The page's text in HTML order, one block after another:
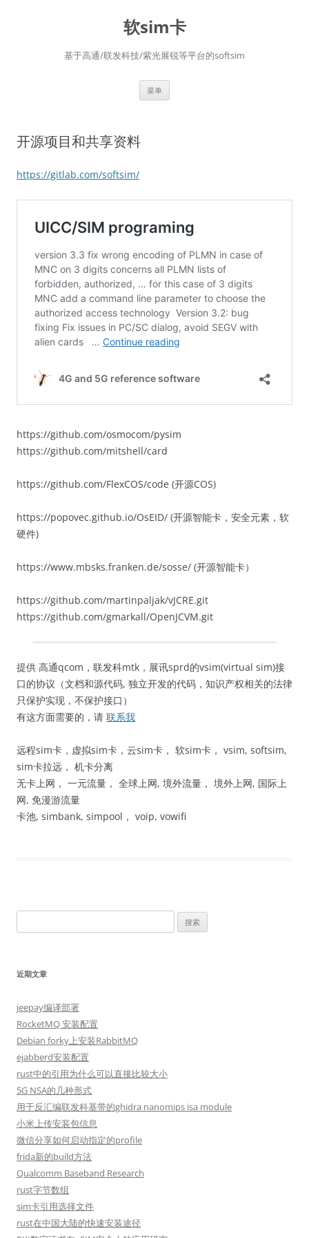
软sim卡
基于高通/联发科技/紫光展锐等平台的softsim
菜单
开源项目和共享资料
https://gitlab.com/softsim/
https://github.com/osmocom/pysim
https://github.com/mitshell/card
https://github.com/FlexCOS/code (开源COS)
https://popovec.github.io/OsEID/ (开源智能卡，安全元素，软
硬件)
https://www.mbsks.franken.de/sosse/ (开源智能卡）
https://github.com/martinpaljak/vJCRE.git
https://github.com/gmarkall/OpenJCVM.git
提供 高通qcom，联发科mtk，展讯sprd的vsim(virtual sim)接
口的协议（文档和源代码, 独立开发的代码，知识产权相关的法律
只保护实现，不保护接口）
有这方面需要的，请 联系我
远程sim卡，虚拟sim卡，云sim卡， 软sim卡， vsim, softsim,
sim卡拉远， 机卡分离
无卡上网， 一元流量， 全球上网, 境外流量， 境外上网, 国际上
网, 免漫游流量
卡池, simbank, simpool， voip, vowifi
索：
近期文章
jeepay编译部署
RocketMQ 安装配置
Debian forky上安装RabbitMQ
ejabberd安装配置
rust中的引用为什么可以直接比较大小
5G NSA的几种形式
用于反汇编联发科基带的ghidra nanomips isa module
小米上传安装包信息
微信分享如何启动指定的profile
frida新的build方法
Qualcomm Baseband Research
rust字节数组
sim卡引用选择文件
rust在中国大陆的快速安装途径